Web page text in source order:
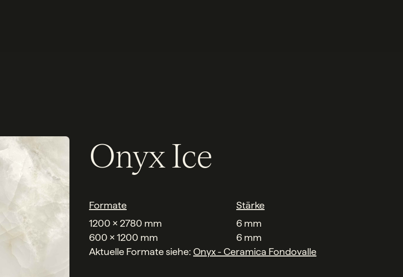
Onyx Ice
Formate
Stärke
1200 x 2780 mm
6 mm
600 x 1200 mm
6 mm
Aktuelle Formate siehe: Onyx - Ceramica Fondovalle